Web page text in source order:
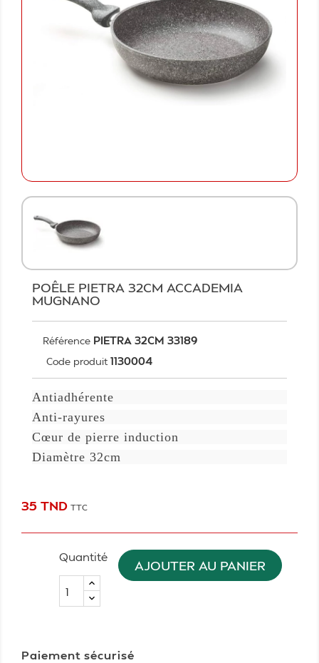
POÊLE PIETRA 32CM ACCADEMIA
MUGNANO
Référence PIETRA 32CM 33189
Code produit 1130004
Antiadhérente
Anti-rayures
Cœur de pierre induction
Diamètre 32cm
35 TND TTC
Quantité
AJOUTER AU PANIER
Paiement sécurisé